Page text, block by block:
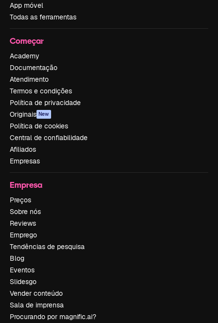
App móvel
Todas as ferramentas
Começar
Academy
Documentação
Atendimento
Termos e condições
Política de privacidade
Originais New
Política de cookies
Central de confiabilidade
Afiliados
Empresas
Empresa
Preços
Sobre nós
Reviews
Emprego
Tendências de pesquisa
Blog
Eventos
Slidesgo
Vender conteúdo
Sala de imprensa
Procurando por magnific.ai?